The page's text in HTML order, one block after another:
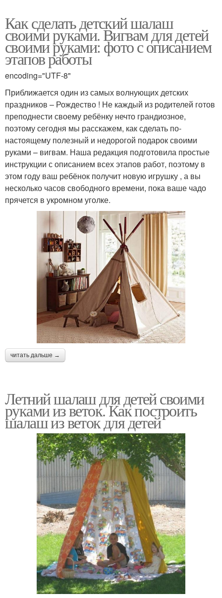
Как сделать детский шалаш
своими руками. Вигвам для детей
своими руками: фото с описанием
этапов работы
encoding="UTF-8"
Приближается один из самых волнующих детских
праздников – Рождество ! Не каждый из родителей готов
преподнести своему ребёнку нечто грандиозное,
поэтому сегодня мы расскажем, как сделать по-
настоящему полезный и недорогой подарок своими
руками – вигвам. Наша редакция подготовила простые
инструкции с описанием всех этапов работ, поэтому в
этом году ваш ребёнок получит новую игрушку , а вы
несколько часов свободного времени, пока ваше чадо
прячется в укромном уголке.
читать дальше →
Летний шалаш для детей своими
руками из веток. Как построить
шалаш из веток для детей